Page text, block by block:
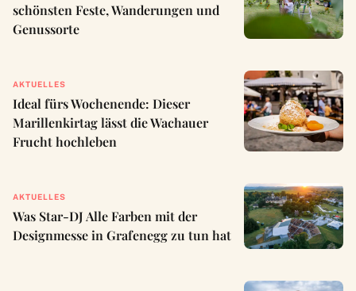
schönsten Feste, Wanderungen und
Genussorte
AKTUELLES
Ideal fürs Wochenende: Dieser
Marillenkirtag lässt die Wachauer
Frucht hochleben
AKTUELLES
Was Star-DJ Alle Farben mit der
Designmesse in Grafenegg zu tun hat